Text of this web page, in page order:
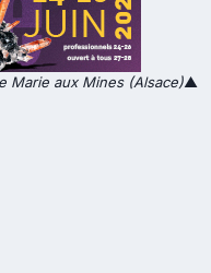
Marie aux Mines (Alsace)▲